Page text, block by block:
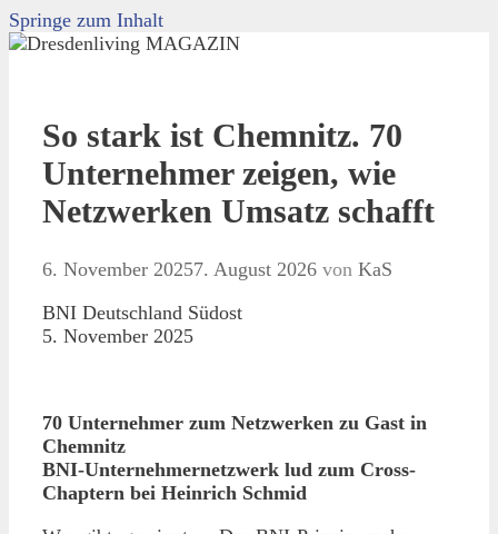
Springe zum Inhalt
So stark ist Chemnitz. 70
Unternehmer zeigen, wie
Netzwerken Umsatz schafft
6. November 20257. August 2026 von KaS
BNI Deutschland Südost
5. November 2025
70 Unternehmer zum Netzwerken zu Gast in
Chemnitz
BNI-Unternehmernetzwerk lud zum Cross-
Chaptern bei Heinrich Schmid